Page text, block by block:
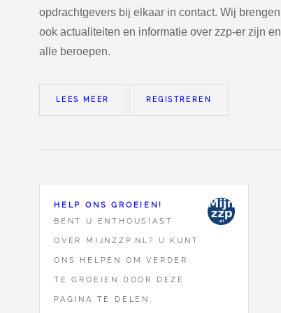
opdrachtgevers bij elkaar in contact. Wij brengen
ook actualiteiten en informatie over zzp-er zijn en
alle beroepen.
LEES MEER REGISTREREN
HELP ONS GROEIEN!
BENT U ENTHOUSIAST
OVER MIJNZZP.NL? U KUNT
ONS HELPEN OM VERDER
TE GROEIEN DOOR DEZE
PAGINA TE DELEN.